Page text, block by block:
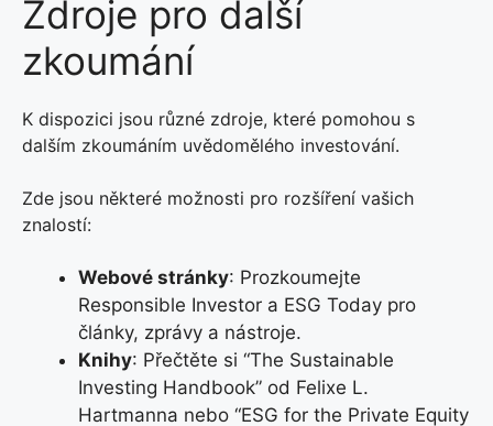
Zdroje pro další
zkoumání
K dispozici jsou různé zdroje, které pomohou s
dalším zkoumáním uvědomělého investování.
Zde jsou některé možnosti pro rozšíření vašich
znalostí:
Webové stránky: Prozkoumejte
Responsible Investor a ESG Today pro
články, zprávy a nástroje.
Knihy: Přečtěte si “The Sustainable
Investing Handbook” od Felixe L.
Hartmanna nebo “ESG for the Private Equity